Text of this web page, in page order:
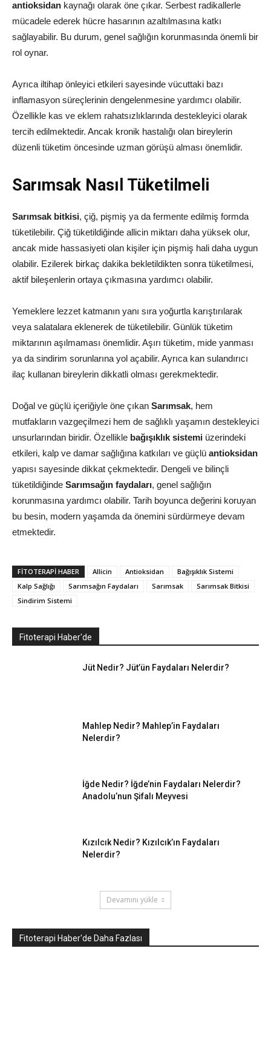
antioksidan kaynağı olarak öne çıkar. Serbest radikallerle
mücadele ederek hücre hasarının azaltılmasına katkı
sağlayabilir. Bu durum, genel sağlığın korunmasında önemli bir
rol oynar.
Ayrıca iltihap önleyici etkileri sayesinde vücuttaki bazı
inflamasyon süreçlerinin dengelenmesine yardımcı olabilir.
Özellikle kas ve eklem rahatsızlıklarında destekleyici olarak
tercih edilmektedir. Ancak kronik hastalığı olan bireylerin
düzenli tüketim öncesinde uzman görüşü alması önemlidir.
Sarımsak Nasıl Tüketilmeli
Sarımsak bitkisi, çiğ, pişmiş ya da fermente edilmiş formda
tüketilebilir. Çiğ tüketildiğinde allicin miktarı daha yüksek olur,
ancak mide hassasiyeti olan kişiler için pişmiş hali daha uygun
olabilir. Ezilerek birkaç dakika bekletildikten sonra tüketilmesi,
aktif bileşenlerin ortaya çıkmasına yardımcı olabilir.
Yemeklere lezzet katmanın yanı sıra yoğurtla karıştırılarak
veya salatalara eklenerek de tüketilebilir. Günlük tüketim
miktarının aşılmaması önemlidir. Aşırı tüketim, mide yanması
ya da sindirim sorunlarına yol açabilir. Ayrıca kan sulandırıcı
ilaç kullanan bireylerin dikkatli olması gerekmektedir.
Doğal ve güçlü içeriğiyle öne çıkan Sarımsak, hem
mutfakların vazgeçilmezi hem de sağlıklı yaşamın destekleyici
unsurlarından biridir. Özellikle bağışıklık sistemi üzerindeki
etkileri, kalp ve damar sağlığına katkıları ve güçlü antioksidan
yapısı sayesinde dikkat çekmektedir. Dengeli ve bilinçli
tüketildiğinde Sarımsağın faydaları, genel sağlığın
korunmasına yardımcı olabilir. Tarih boyunca değerini koruyan
bu besin, modern yaşamda da önemini sürdürmeye devam
etmektedir.
FITOTERAPI HABER Allicin Antioksidan
Bağışıklık Sistemi
Kalp Sağlığı
Sarımsağın Faydaları Sarımsak
Sarımsak Bitkisi
Sindirim Sistemi
Fitoterapi Haber'de
Jüt Nedir? Jüt’ün Faydaları Nelerdir?
Mahlep Nedir? Mahlep’in Faydaları
Nelerdir?
İğde Nedir? İğde’nin Faydaları Nelerdir?
Anadolu’nun Şifalı Meyvesi
Kızılcık Nedir? Kızılcık’ın Faydaları
Nelerdir?
Devamını yükle
Fitoterapi Haber'de Daha Fazlası